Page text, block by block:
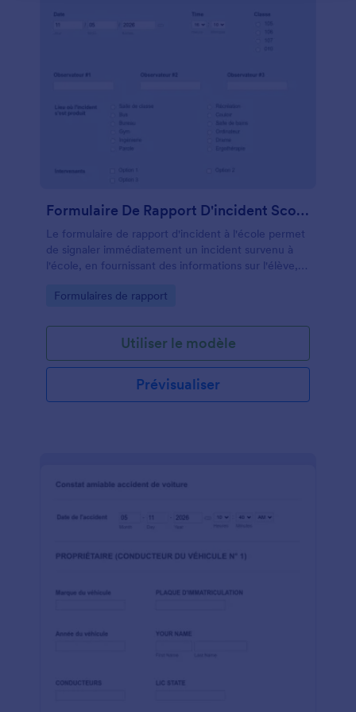
n'importe quand.
Formulaire De Rapport D'incident Scolaire
Le formulaire de rapport d'incident à l'école permet
de signaler immédiatement un incident survenu à
l'école, en fournissant des informations sur l'élève, le
Aide à comprendre la motivation derrière l'incident
communication avec les parents et un plan visant à
empêcher qu'il ne se reproduise. Le formulaire
contient également une zone pour la signature du
coordinateur. Vous pouvez personnaliser le modèle
avec plus d'outils et de widgets, soit l'intégrer à
Go to Category:
Formulaires de rapport
Utiliser le modèle
Prévisualiser